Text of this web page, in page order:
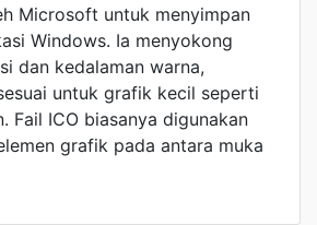
Microsoft untuk menyimpan
Windows. Ia menyokong
dan kedalaman warna,
untuk grafik kecil seperti
Fail ICO biasanya digunakan
grafik pada antara muka